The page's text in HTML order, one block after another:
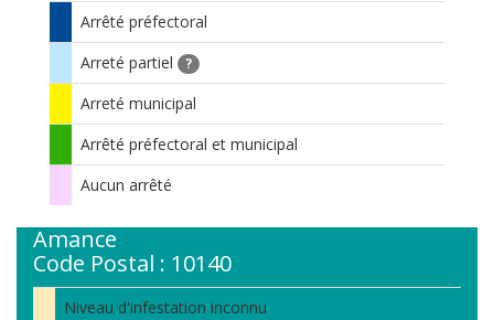
Arrêté préfectoral
Arreté partiel
?
Arreté municipal
Arrêté préfectoral et municipal
Aucun arrêté
Amance
Code Postal : 10140
Niveau d'infestation inconnu